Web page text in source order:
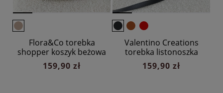
Flora&Co torebka
shopper koszyk beżowa
159,90 zł
Valentino Creations
torebka listonoszka
czarna z przeszyciami
159,90 zł